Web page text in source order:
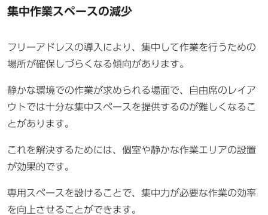
集中作業スペースの減少
フリーアドレスの導入により、集中して作業を行うための
場所が確保しづらくなる傾向があります。
静かな環境での作業が求められる場面で、自由席のレイア
ウトでは十分な集中スペースを提供するのが難しくなるこ
とがあります。
これを解決するためには、個室や静かな作業エリアの設置
が効果的です。
専用スペースを設けることで、集中力が必要な作業の効率
を向上させることができます。